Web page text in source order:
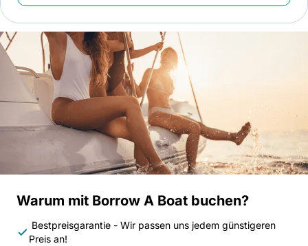
Warum mit Borrow A Boat buchen?
Bestpreisgarantie - Wir passen uns jedem günstigeren
Preis an!